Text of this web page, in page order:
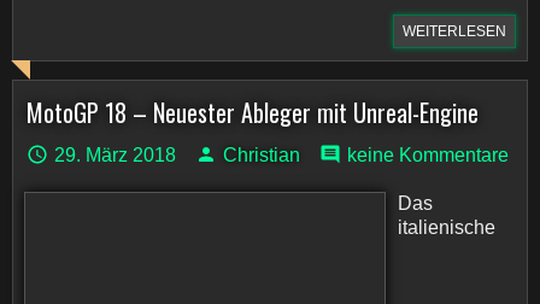
WEITERLESEN
MotoGP 18 – Neuester Ableger mit Unreal-Engine
29. März 2018 Christian keine Kommentare
Das
italienische